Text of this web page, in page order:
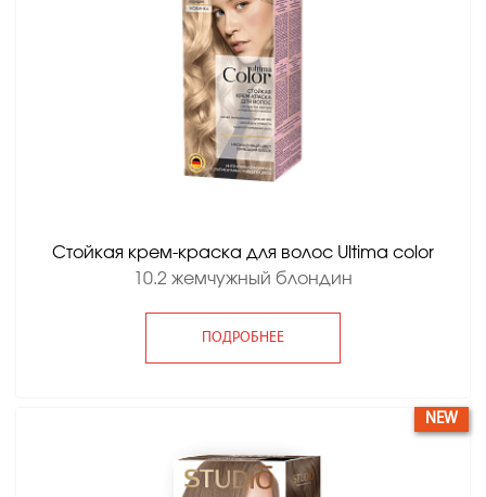
Стойкая крем-краска для волос Ultima color
10.2 жемчужный блондин
ПОДРОБНЕЕ
NEW